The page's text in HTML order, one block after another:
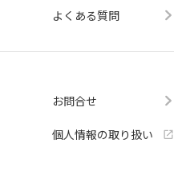
よくある質問
お問合せ
個人情報の取り扱い